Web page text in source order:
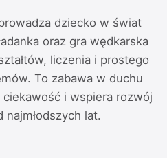
dziecko w świat
oraz gra wędkarska
liczenia i prostego
To zabawa w duchu
i wspiera rozwój
najmłodszych lat.